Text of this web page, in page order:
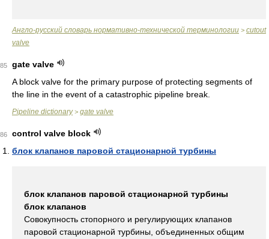
Англо-русский словарь нормативно-технической терминологии > cutout
valve
85
gate valve
A block valve for the primary purpose of protecting segments of
the line in the event of a catastrophic pipeline break.
Pipeline dictionary> gate valve
86
control valve block
блок клапанов паровой стационарной турбины
блок клапанов паровой стационарной турбины
блок клапанов
Совокупность стопорного и регулирующих клапанов
паровой стационарной турбины, объединенных общим